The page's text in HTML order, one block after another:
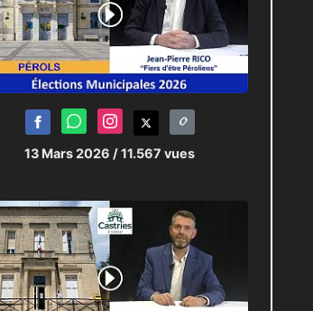
13 Mars 2026 / 11.567 vues